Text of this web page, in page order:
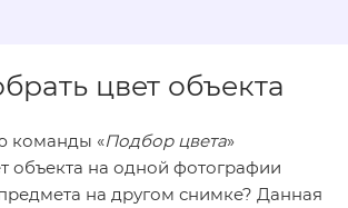
цвет объекта
команды «Подбор цвета»
объекта на одной фотографии
на другом снимке? Данная